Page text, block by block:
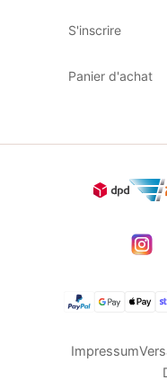
S'inscrire
Panier d'achat
Impressum